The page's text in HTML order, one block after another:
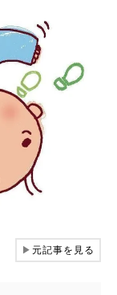
▶元記事を見る